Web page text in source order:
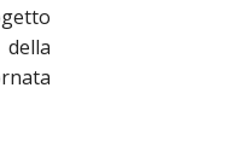
della